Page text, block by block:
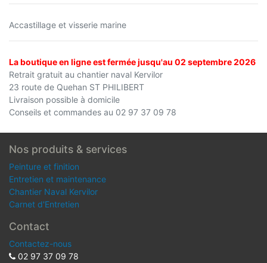
Accastillage et visserie marine
La boutique en ligne est fermée jusqu'au 02 septembre 2026
Retrait gratuit au chantier naval Kervilor
23 route de Quehan ST PHILIBERT
Livraison possible à domicile
Conseils et commandes au 02 97 37 09 78
Nos produits & services
Peinture et finition
Entretien et maintenance
Chantier Naval Kervilor
Carnet d'Entretien
Contact
Contactez-nous
02 97 37 09 78